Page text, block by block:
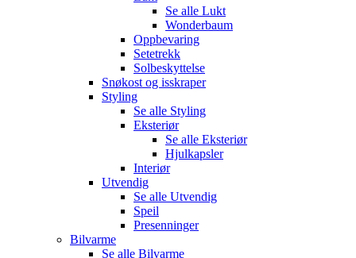
Se alle Lukt
Wonderbaum
Oppbevaring
Setetrekk
Solbeskyttelse
Snøkost og isskraper
Styling
Se alle Styling
Eksteriør
Se alle Eksteriør
Hjulkapsler
Interiør
Utvendig
Se alle Utvendig
Speil
Presenninger
Bilvarme
Se alle Bilvarme